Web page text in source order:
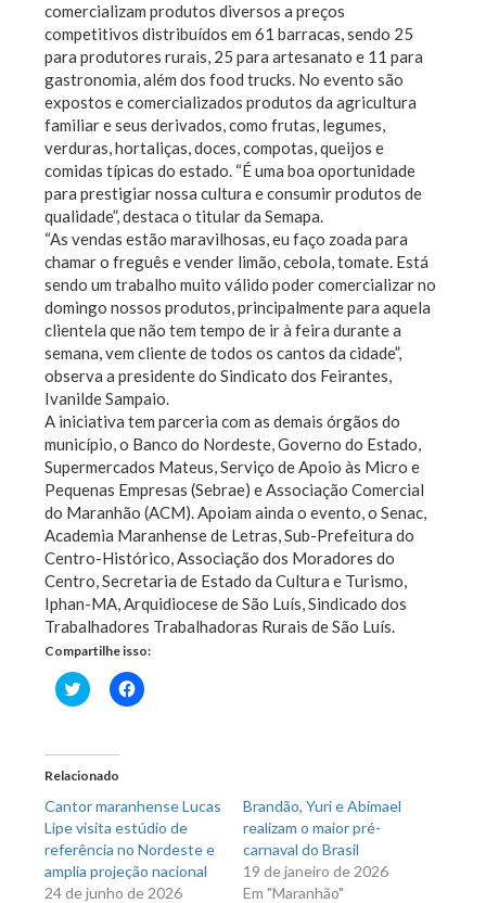
comercializam produtos diversos a preços
competitivos distribuídos em 61 barracas, sendo 25
para produtores rurais, 25 para artesanato e 11 para
gastronomia, além dos food trucks. No evento são
expostos e comercializados produtos da agricultura
familiar e seus derivados, como frutas, legumes,
verduras, hortaliças, doces, compotas, queijos e
comidas típicas do estado. “É uma boa oportunidade
para prestigiar nossa cultura e consumir produtos de
qualidade”, destaca o titular da Semapa.
“As vendas estão maravilhosas, eu faço zoada para
chamar o freguês e vender limão, cebola, tomate. Está
sendo um trabalho muito válido poder comercializar no
domingo nossos produtos, principalmente para aquela
clientela que não tem tempo de ir à feira durante a
semana, vem cliente de todos os cantos da cidade”,
observa a presidente do Sindicato dos Feirantes,
Ivanilde Sampaio.
A iniciativa tem parceria com as demais órgãos do
município, o Banco do Nordeste, Governo do Estado,
Supermercados Mateus, Serviço de Apoio às Micro e
Pequenas Empresas (Sebrae) e Associação Comercial
do Maranhão (ACM). Apoiam ainda o evento, o Senac,
Academia Maranhense de Letras, Sub-Prefeitura do
Centro-Histórico, Associação dos Moradores do
Centro, Secretaria de Estado da Cultura e Turismo,
Iphan-MA, Arquidiocese de São Luís, Sindicado dos
Trabalhadores Trabalhadoras Rurais de São Luís.
Compartilhe isso:
Clique
para
em
nova
janela)
Clique
para
Relacionado
Cantor maranhense Lucas
Lipe visita estúdio de
referência no Nordeste e
amplia projeção nacional
24 de junho de 2026
Brandão, Yuri e Abimael
realizam o maior pré-
carnaval do Brasil
19 de janeiro de 2026
Em "Maranhão"